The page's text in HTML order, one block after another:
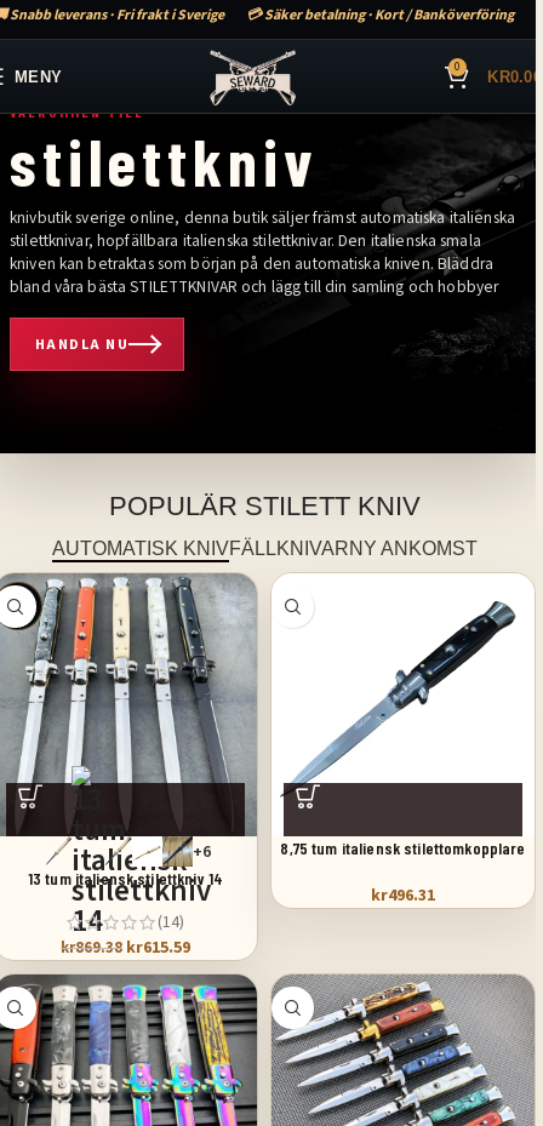
Snabb leverans · Fri frakt i Sverige 💳 Säker betalning · Kort / Banköverföring
MENY 0 KR0.00
VÄLKOMMEN TILL
stilettkniv
knivbutik sverige online, denna butik säljer främst automatiska italienska
stilettknivar, hopfällbara italienska stilettknivar. Den italienska smala
kniven kan betraktas som början på den automatiska kniven. Bläddra
bland våra bästa STILETTKNIVAR och lägg till din samling och hobbyer
HANDLA NU
POPULÄR STILETT KNIV
AUTOMATISK KNIVFÄLLKNIVARNY ANKOMST
SALE
+6
13 tum italiensk stilettkniv 14
(14)
kr869.38 kr615.59
8,75 tum italiensk stilettomkopplare
kr496.31